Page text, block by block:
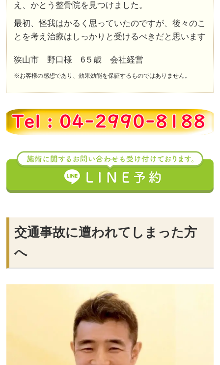
え、かとう整骨院を見つけました。
最初、怪我はかるく思っていたのですが、後々のこ
とを考え治療はしっかりと受けるべきだと思います
狭山市 野口様 6５歳 会社経営
※お客様の感想であり、効果効能を保証するものではありません。
交通事故に遭われてしまった方
へ